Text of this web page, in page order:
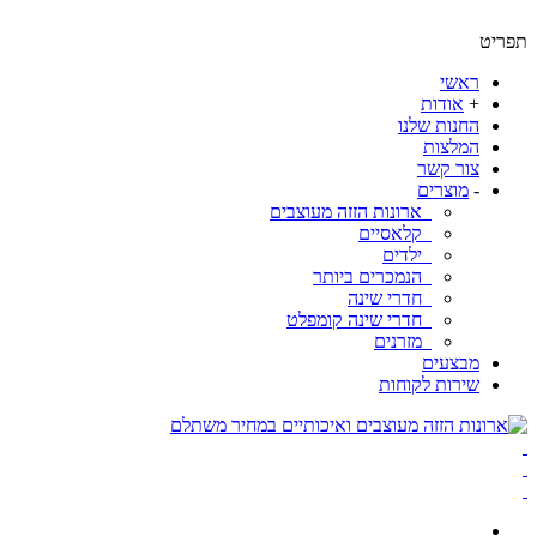
ראשי
אודות
החנות שלנו
המלצות
צור קשר
מוצרים
ארונות הזזה מעוצבים
קלאסיים
ילדים
הנמכרים ביותר
חדרי שינה
חדרי שינה קומפלט
מזרנים
מבצעים
שירות לקוחות